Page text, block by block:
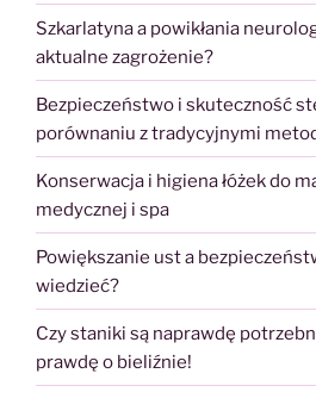
Szkarlatyna a powikłania
aktualne zagrożenie?
Bezpieczeństwo i skuteczność
porównaniu z tradycyjnymi
Konserwacja i higiena łóżek do
medycznej i spa
Powiększanie ust a
wiedzieć?
Czy staniki są naprawdę
prawdę o bieliźnie!